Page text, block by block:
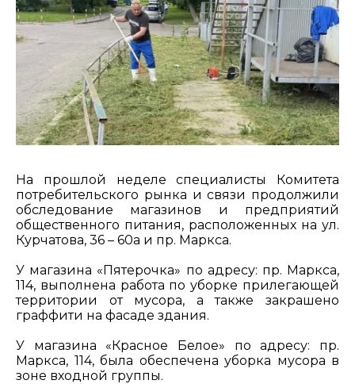
На прошлой неделе специалисты Комитета
потребительского рынка и связи продолжили
обследование магазинов и предприятий
общественного питания, расположенных на ул.
Курчатова, 36 – 60а и пр. Маркса.
У магазина «Пятерочка» по адресу: пр. Маркса,
114, выполнена работа по уборке прилегающей
территории от мусора, а также закрашено
граффити на фасаде здания.
У магазина «Красное Белое» по адресу: пр.
Маркса, 114, была обеспечена уборка мусора в
зоне входной группы.